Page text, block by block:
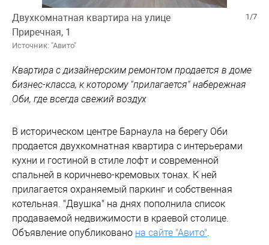
1/7
Двухкомнатная квартира на улице
Приречная, 1
Источник: "Авито"
Квартира с дизайнерским ремонтом продается в доме
бизнес-класса, к которому "прилагается" набережная
Оби, где всегда свежий воздух
В историческом центре Барнаула на берегу Оби
продается двухкомнатная квартира с интерьерами
кухни и гостиной в стиле лофт и современной
спальней в коричнево-кремовых тонах. К ней
прилагается охраняемый паркинг и собственная
котельная. "Двушка" на днях пополнила список
продаваемой недвижимости в краевой столице.
Объявление опубликовано на сайте "Авито".